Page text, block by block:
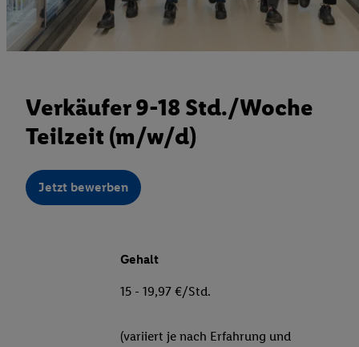
Verkäufer 9-18 Std./Woche
Teilzeit (m/w/d)
Jetzt bewerben
Gehalt
15 - 19,97 €/Std.
(variiert je nach Erfahrung und